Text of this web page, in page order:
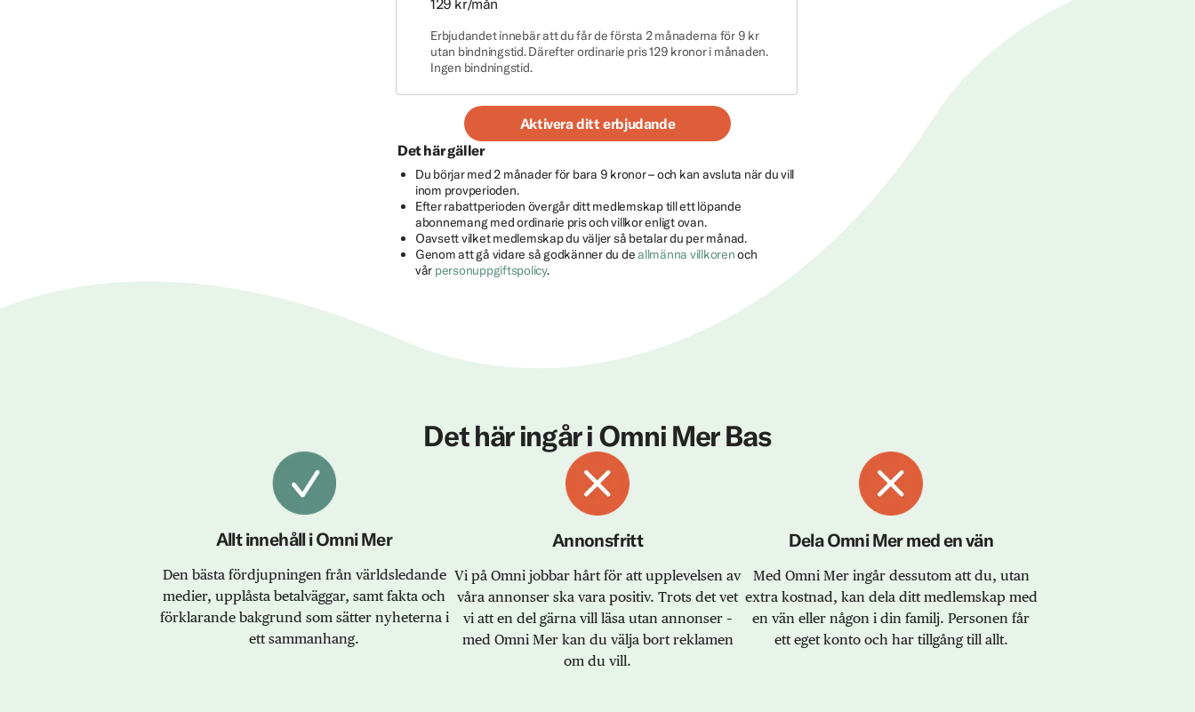
129 kr/mån
Erbjudandet innebär att du får de första 2 månaderna för 9 kr
utan bindningstid. Därefter ordinarie pris 129 kronor i månaden.
Ingen bindningstid.
Aktivera ditt erbjudande
Det här gäller
Du börjar med 2 månader för bara 9 kronor – och kan avsluta när du vill
inom provperioden.
Efter rabattperioden övergår ditt medlemskap till ett löpande
abonnemang med ordinarie pris och villkor enligt ovan.
Oavsett vilket medlemskap du väljer så betalar du per månad.
Genom att gå vidare så godkänner du deallmänna villkorenoch
vår personuppgiftspolicy.
Det här ingår i Omni Mer Bas
Allt innehåll i Omni Mer
Den bästa fördjupningen från världsledande
medier, upplåsta betalväggar, samt fakta och
förklarande bakgrund som sätter nyheterna i
ett sammanhang.
Annonsfritt
Vi på Omni jobbar hårt för att upplevelsen av
våra annonser ska vara positiv. Trots det vet
vi att en del gärna vill läsa utan annonser –
med Omni Mer kan du välja bort reklamen
om du vill.
Dela Omni Mer med en vän
Med Omni Mer ingår dessutom att du, utan
extra kostnad, kan dela ditt medlemskap med
en vän eller någon i din familj. Personen får
ett eget konto och har tillgång till allt.